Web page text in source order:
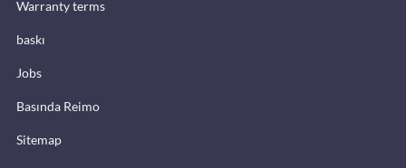
Warranty terms
baskı
Jobs
Basında Reimo
Sitemap